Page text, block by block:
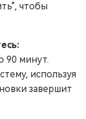
чтобы
90 минут.
используя
завершит